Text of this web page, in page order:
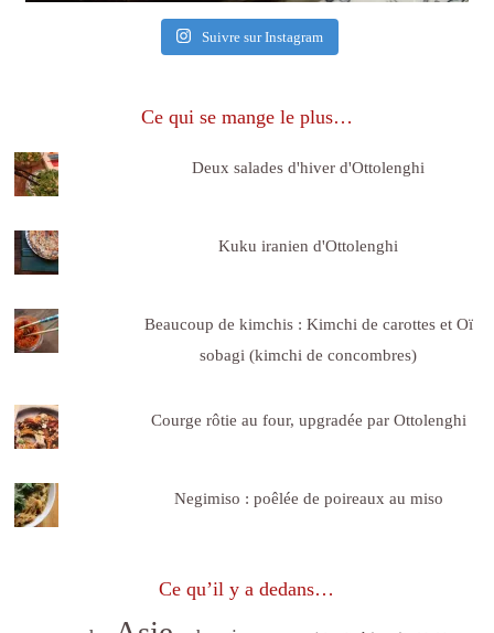
Suivre sur Instagram
Ce qui se mange le plus…
Deux salades d'hiver d'Ottolenghi
Kuku iranien d'Ottolenghi
Beaucoup de kimchis : Kimchi de carottes et Oï
sobagi (kimchi de concombres)
Courge rôtie au four, upgradée par Ottolenghi
Negimiso : poêlée de poireaux au miso
Ce qu’il y a dedans…